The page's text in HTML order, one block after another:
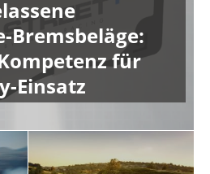
Bremsbeläge:
für
Einsatz